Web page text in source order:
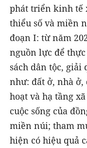
phát triển kinh tế
thiểu số và miền
đoạn I: từ năm
nguồn lực để
sách dân tộc, giải
như: đất ở, nhà
hoạt và hạ tầng
cuộc sống của
miền núi; tham
hiện có hiệu quả